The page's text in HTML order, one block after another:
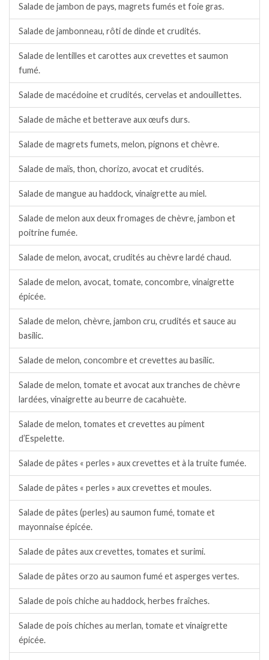
Salade de jambon de pays, magrets fumés et foie gras.
Salade de jambonneau, rôti de dinde et crudités.
Salade de lentilles et carottes aux crevettes et saumon
fumé.
Salade de macédoine et crudités, cervelas et andouillettes.
Salade de mâche et betterave aux œufs durs.
Salade de magrets fumets, melon, pignons et chèvre.
Salade de maïs, thon, chorizo, avocat et crudités.
Salade de mangue au haddock, vinaigrette au miel.
Salade de melon aux deux fromages de chèvre, jambon et
poitrine fumée.
Salade de melon, avocat, crudités au chèvre lardé chaud.
Salade de melon, avocat, tomate, concombre, vinaigrette
épicée.
Salade de melon, chèvre, jambon cru, crudités et sauce au
basilic.
Salade de melon, concombre et crevettes au basilic.
Salade de melon, tomate et avocat aux tranches de chèvre
lardées, vinaigrette au beurre de cacahuète.
Salade de melon, tomates et crevettes au piment
d’Espelette.
Salade de pâtes « perles » aux crevettes et à la truite fumée.
Salade de pâtes « perles » aux crevettes et moules.
Salade de pâtes (perles) au saumon fumé, tomate et
mayonnaise épicée.
Salade de pâtes aux crevettes, tomates et surimi.
Salade de pâtes orzo au saumon fumé et asperges vertes.
Salade de pois chiche au haddock, herbes fraîches.
Salade de pois chiches au merlan, tomate et vinaigrette
épicée.